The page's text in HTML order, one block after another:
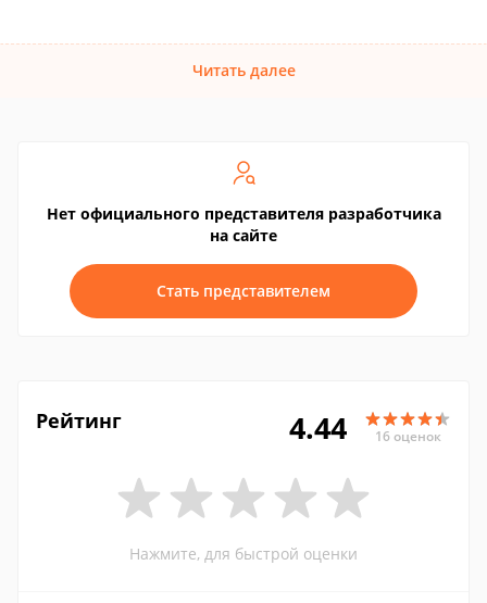
Читать далее
Нет официального представителя разработчика
на сайте
Стать представителем
Рейтинг 4.44 16 оценок
Нажмите, для быстрой оценки